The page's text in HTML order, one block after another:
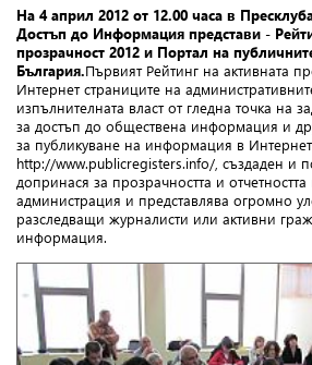
На 4 април 2012 от 12.00 часа в
Достъп до Информация представи -
прозрачност 2012 и Портал на
България.Първият Рейтинг на активната
Интернет страниците на
изпълнителната власт от гледна точка на
за достъп до обществена информация и
за публикуване на информация в
http://www.publicregisters.info/, създаден и
допринася за прозрачността и
администрация и представлява огромно
разследващи журналисти или активни
информация.